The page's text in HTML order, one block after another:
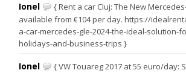
Ionel
{ Rent a car Cluj: The New
available from €104 per day. https://
a-car-mercedes-gle-2024-the-ideal-solution-
holidays-and-business-trips }
Ionel
{ VW Touareg 2017 at 55 euro/day: